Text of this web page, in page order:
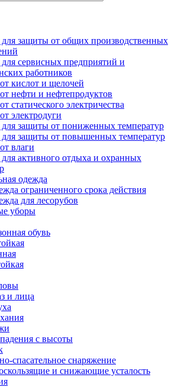
защиты от общих производственных
сервисных предприятий и
работников
кислот и щелочей
нефти и нефтепродуктов
статического электричества
электродуги
защиты от пониженных температур
защиты от повышенных температур
влаги
активного отдыха и охранных
одежда
ограниченного срока действия
для лесорубов
уборы
обувь
и лица
с высоты
спасательное снаряжение
и снижающие усталость